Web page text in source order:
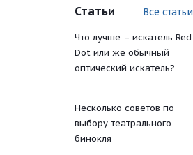
Статьи Все статьи
Что лучше – искатель Red
Dot или же обычный
оптический искатель?
Несколько советов по
выбору театрального
бинокля